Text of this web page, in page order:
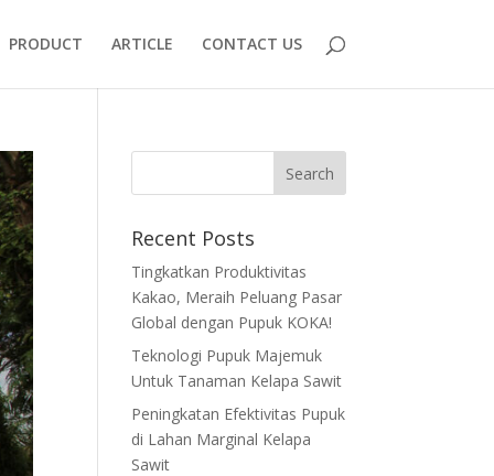
PRODUCT ARTICLE CONTACT US
Recent Posts
Tingkatkan Produktivitas
Kakao, Meraih Peluang Pasar
Global dengan Pupuk KOKA!
Teknologi Pupuk Majemuk
Untuk Tanaman Kelapa Sawit
Peningkatan Efektivitas Pupuk
di Lahan Marginal Kelapa
Sawit